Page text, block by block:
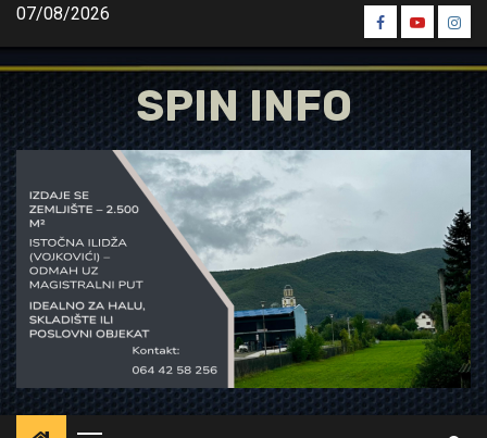
Skip
content
07/08/2026
Spin
Facebook
Spin
Youtube
Spin
SPIN INFO